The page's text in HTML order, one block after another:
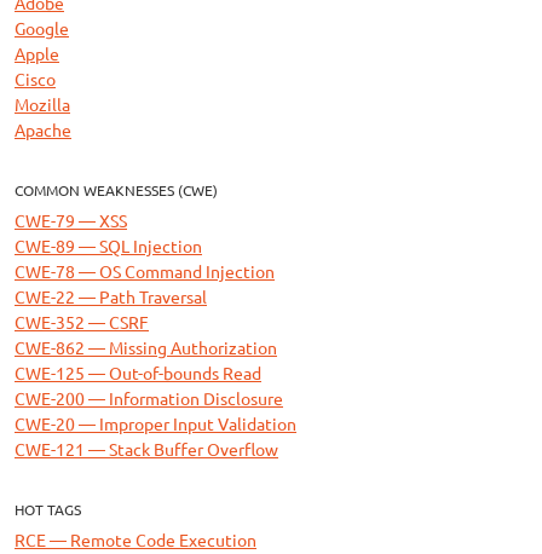
Google
Apple
Cisco
Mozilla
Apache
COMMON WEAKNESSES (CWE)
CWE-79 — XSS
CWE-89 — SQL Injection
CWE-78 — OS Command Injection
CWE-22 — Path Traversal
CWE-352 — CSRF
CWE-862 — Missing Authorization
CWE-125 — Out-of-bounds Read
CWE-200 — Information Disclosure
CWE-20 — Improper Input Validation
CWE-121 — Stack Buffer Overflow
HOT TAGS
RCE — Remote Code Execution